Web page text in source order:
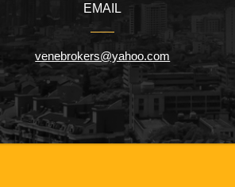
EMAIL
venebrokers@yahoo.com